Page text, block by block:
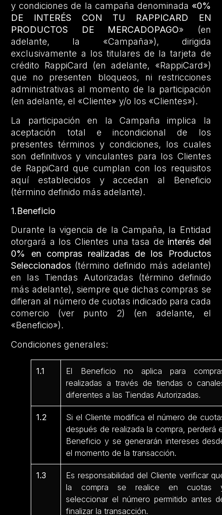
y condiciones de la campaña denominada «0%
DE INTERÉS CON TU RAPPICARD EN
PRODUCTOS DE MERCADOPAGO» (en
adelante, la «Campaña»), dirigida
exclusivamente a los titulares de la tarjeta de
crédito RappiCard (en adelante, «RappiCard»)
que no presenten bloqueos, ni restricciones
administrativas al momento de la participación
(en adelante, el «Cliente» y/o los «Clientes»).
La participación en la Campaña implica la
aceptación total e incondicional de los
presentes términos y condiciones, los cuales
son definitivos y vinculantes para los Clientes
de RappiCard que cumplan con los requisitos
aquí establecidos y accedan al Beneficio
(término definido más adelante).
1.Beneficio
Durante la vigencia de la Campaña, la Entidad
otorgará a los Clientes una tasa de interés del
0% en compras realizadas de los Productos
Seleccionados (término definido más adelante)
en las Tiendas Autorizadas (término definido
más adelante), siempre que dichas compras se
difieran al número de cuotas indicado para cada
comercio (ver punto 2) (en adelante, el
«Beneficio»).
Condiciones generales:
1.1
El Beneficio no aplica para
realizadas a través de tiendas o
diferentes a las Tiendas Autorizadas.
1.2
Si el Cliente modifica el número de
después de realizada la compra, perderá
Beneficio y se generarán intereses
el momento de la transacción.
1.3
Es responsabilidad del Cliente verificar
la compra se realice en cuotas
seleccionar el número permitido antes
finalizar la transacción.